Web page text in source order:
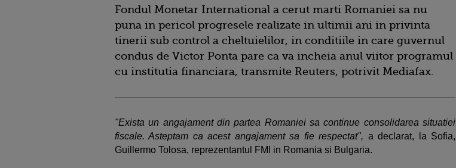
Fondul Monetar International a cerut marti Romaniei sa nu
puna in pericol progresele realizate in ultimii ani in privinta
tinerii sub control a cheltuielilor, in conditiile in care guvernul
condus de Victor Ponta pare ca va incheia anul viitor programul
cu institutia financiara, transmite Reuters, potrivit Mediafax.
"Exista un angajament din partea Romaniei sa continue consolidarea situatiei
fiscale. Asteptam ca acest angajament sa fie respectat", a declarat, la Sofia,
Guillermo Tolosa, reprezentantul FMI in Romania si Bulgaria.